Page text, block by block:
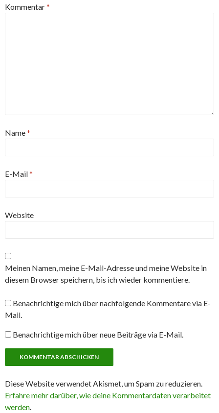
Kommentar*
Name*
E-Mail*
Website
Meinen Namen, meine E-Mail-Adresse und meine Website in
diesem Browser speichern, bis ich wieder kommentiere.
Benachrichtige mich über nachfolgende Kommentare via E-
Mail.
Benachrichtige mich über neue Beiträge via E-Mail.
Diese Website verwendet Akismet, um Spam zu reduzieren.
Erfahre mehr darüber, wie deine Kommentardaten verarbeitet
werden.